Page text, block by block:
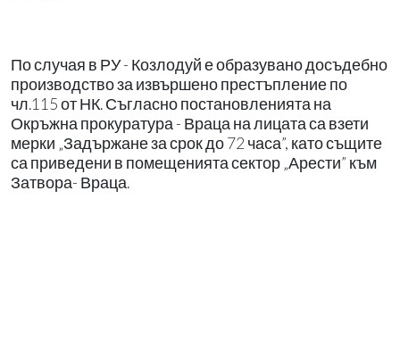
По случая в РУ - Козлодуй е образувано досъдебно
производство за извършено престъпление по
чл.115 от НК. Съгласно постановленията на
Окръжна прокуратура - Враца на лицата са взети
мерки „Задържане за срок до 72 часа”, като същите
са приведени в помещенията сектор „Арести” към
Затвора- Враца.